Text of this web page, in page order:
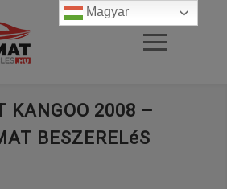
KANGOO 2008 –
BESZERELéS
Magyar